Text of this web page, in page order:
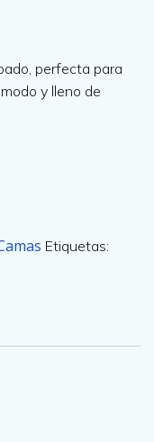
perfecta para
y lleno de
Etiquetas: